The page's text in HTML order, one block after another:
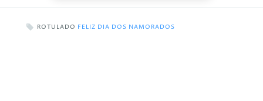
ROTULADO FELIZ DIA DOS NAMORADOS